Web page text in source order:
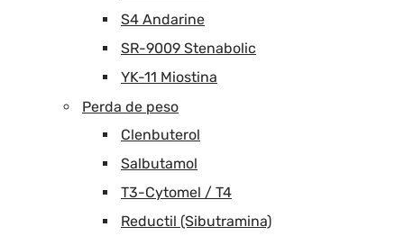
S4 Andarine
SR-9009 Stenabolic
YK-11 Miostina
Perda de peso
Clenbuterol
Salbutamol
T3-Cytomel / T4
Reductil (Sibutramina)